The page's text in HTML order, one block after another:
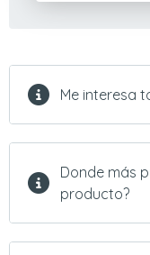
Me interesa
Donde más
producto?